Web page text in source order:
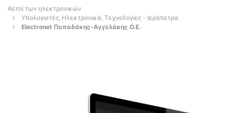
Αετοί των ηλεκτρονικών
Υπολογιστές, Ηλεκτρονικά, Τεχνολογίες - Ιεράπετρα
Electronet Παπαδάκης-Αγγελάκης Ο.Ε.